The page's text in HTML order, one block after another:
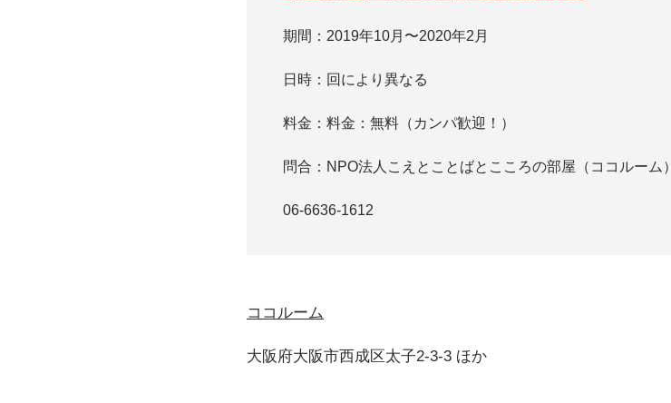
期間：2019年10月〜2020年2月
日時：回により異なる
料金：料金：無料（カンパ歓迎！）
問合：NPO法人こえとことばとこころの部屋（ココルーム）
06-6636-1612
ココルーム
大阪府大阪市西成区太子2-3-3 ほか